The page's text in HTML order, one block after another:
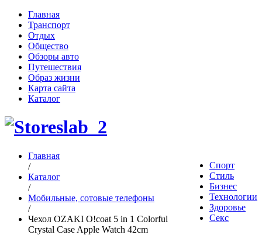
Главная
Транспорт
Отдых
Общество
Обзоры авто
Путешествия
Образ жизни
Карта сайта
Каталог
Спорт
Стиль
Бизнес
Технологии
Здоровье
Секс
Главная
/
Каталог
/
Мобильные, сотовые телефоны
/
Чехол OZAKI O!coat 5 in 1 Colorful
Crystal Case Apple Watch 42cm